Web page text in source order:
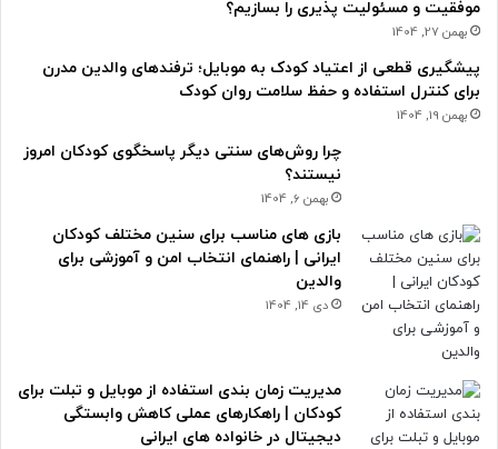
موفقیت و مسئولیت پذیری را بسازیم؟
بهمن 27, 1404
پیشگیری قطعی از اعتیاد کودک به موبایل؛ ترفندهای والدین مدرن
برای کنترل استفاده و حفظ سلامت روان کودک
بهمن 19, 1404
چرا روش‌های سنتی دیگر پاسخگوی کودکان امروز
نیستند؟
بهمن 6, 1404
بازی های مناسب برای سنین مختلف کودکان
ایرانی | راهنمای انتخاب امن و آموزشی برای
والدین
دی 14, 1404
مدیریت زمان بندی استفاده از موبایل و تبلت برای
کودکان | راهکارهای عملی کاهش وابستگی
دیجیتال در خانواده های ایرانی